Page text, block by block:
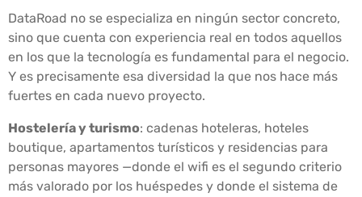
DataRoad no se especializa en ningún sector concreto,
sino que cuenta con experiencia real en todos aquellos
en los que la tecnología es fundamental para el negocio.
Y es precisamente esa diversidad la que nos hace más
fuertes en cada nuevo proyecto.
Hostelería y turismo: cadenas hoteleras, hoteles
boutique, apartamentos turísticos y residencias para
personas mayores —donde el wifi es el segundo criterio
más valorado por los huéspedes y donde el sistema de